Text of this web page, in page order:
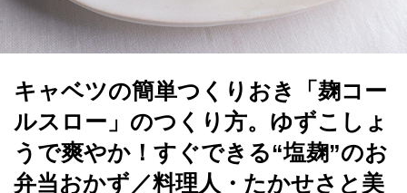
キャベツの簡単つくりおき「麹コー
ルスロー」のつくり方。ゆずこしょ
うで爽やか！すぐできる“塩麹”のお
弁当おかず／料理人・たかせさと美